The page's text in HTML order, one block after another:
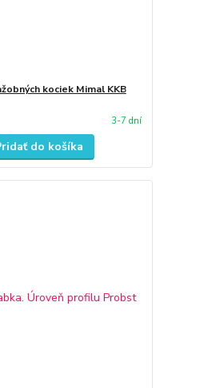
kociek Mimal KKB
3-7 dní
do košíka